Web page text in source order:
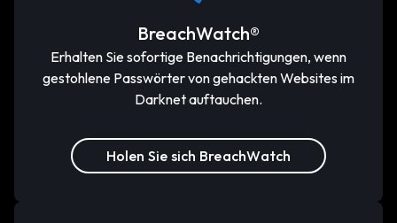
BreachWatch®
Erhalten Sie sofortige Benachrichtigungen, wenn
gestohlene Passwörter von gehackten Websites im
Darknet auftauchen.
Holen Sie sich BreachWatch